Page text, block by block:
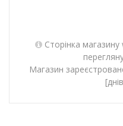
Сторінка магазину
Магазин